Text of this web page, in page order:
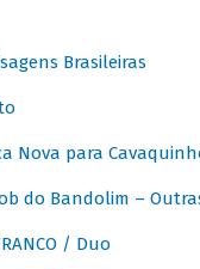
Brasileiras
Nova para
do Bandolim –
/ Duo